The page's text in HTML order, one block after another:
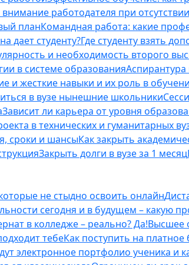
работодателя при
планКомандная работа: какие
дает студенту?Где студенту взять
и необходимость второго
в системе образованияАспирантура
и жесткие навыки и их роль в
в вузе нынешние школьники
Зависит ли карьера от уровня
в технических и гуманитарных
сроки и шансыКак закрыть
Закрыть долги в вузе за 1 месяц
не стыдно освоить онлайн
сегодня и в будущем – какую
в колледже – реально? Да!Высшее
тебеКак поступить на
электронное портфолио ученика и